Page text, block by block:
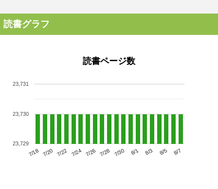
読書グラフ
読書ページ数
7/18 7/20 7/22 7/24 7/26 7/28 7/30 8/1 8/3 8/5 8/7
23,729
23,730
23,731